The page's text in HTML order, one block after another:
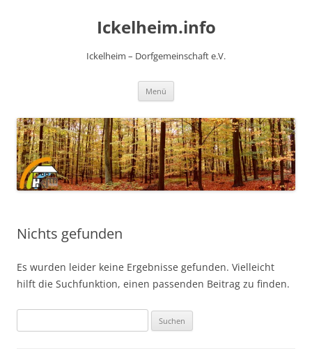
Ickelheim.info
Ickelheim – Dorfgemeinschaft e.V.
Menü
Nichts gefunden
Es wurden leider keine Ergebnisse gefunden. Vielleicht
hilft die Suchfunktion, einen passenden Beitrag zu finden.
nach: